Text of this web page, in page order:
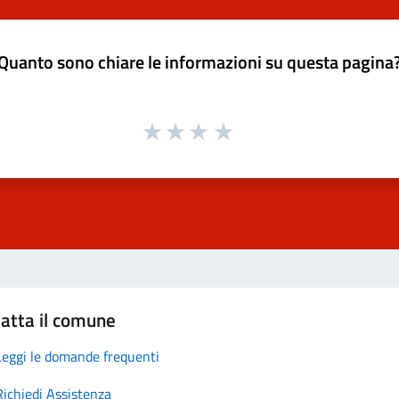
sono chiare le informazioni su questa
il comune
le domande frequenti
Assistenza